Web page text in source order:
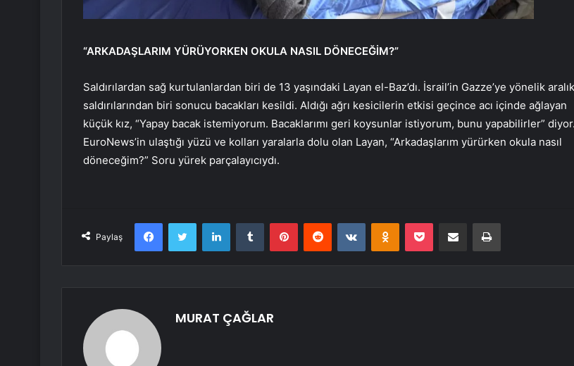
“ARKADAŞLARIM YÜRÜYORKEN OKULA NASIL DÖNECEĞİM?”
Saldırılardan sağ kurtulanlardan biri de 13 yaşındaki Layan el-Baz’dı. İsrail’in Gazze’ye yönelik
saldırılarından biri sonucu bacakları kesildi. Aldığı ağrı kesicilerin etkisi geçince acı içinde ağlayan
küçük kız, “Yapay bacak istemiyorum. Bacaklarımı geri koysunlar istiyorum, bunu yapabilirler” diyor.
EuroNews’in ulaştığı yüzü ve kolları yaralarla dolu olan Layan, “Arkadaşlarım yürürken okula nasıl
döneceğim?” Soru yürek parçalayıcıydı.
Paylaş
FacebookTwitter LinkedInTumblr PinterestReddit VKontakteOdnoklassniki
Pocket E-Posta ile paylaş Yazdır
MURAT ÇAĞLAR